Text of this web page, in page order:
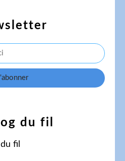
du fil